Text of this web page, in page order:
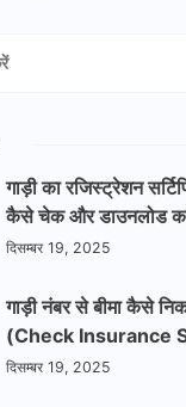
गाड़ी का रजिस्ट्रेशन
कैसे चेक और डाउनलोड
दिसम्बर 19, 2025
गाड़ी नंबर से बीमा कैसे
(Check Insurance
दिसम्बर 19, 2025